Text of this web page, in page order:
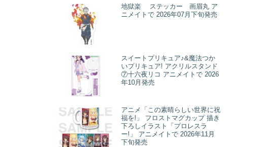
地獄楽 ステッカー 画眉丸 ア
ニメイトで 2026年07月下旬発売
スイートプリキュア♪&魔法つか
いプリキュア! アクリルスタンド
⑦十六夜リコ アニメイトで 2026
年10月発売
アニメ「この素晴らしい世界に祝
福を!」 フロストマグカップ 描き
下ろしイラスト「プロレスラ
ー!」 アニメイトで 2026年11月
下旬発売